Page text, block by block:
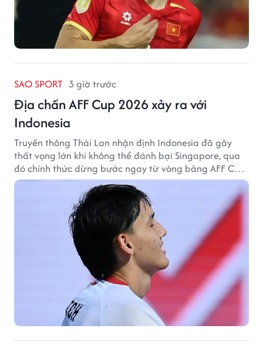
SAO SPORT 3 giờ trước
Địa chấn AFF Cup 2026 xảy ra với
Indonesia
Truyền thông Thái Lan nhận định Indonesia đã gây
thất vọng lớn khi không thể đánh bại Singapore, qua
đó chính thức dừng bước ngay từ vòng bảng AFF Cup
2026.